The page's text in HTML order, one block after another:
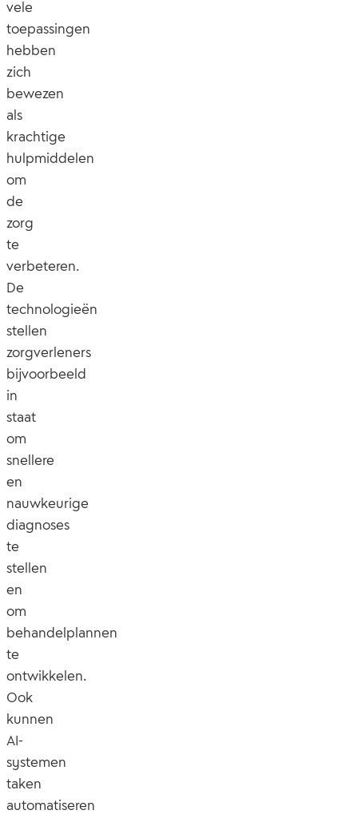
vele
toepassingen
hebben
zich
bewezen
als
krachtige
hulpmiddelen
om
de
zorg
te
verbeteren.
De
technologieën
stellen
zorgverleners
bijvoorbeeld
in
staat
om
snellere
en
nauwkeurige
diagnoses
te
stellen
en
om
behandelplannen
te
ontwikkelen.
Ook
kunnen
AI-
systemen
taken
automatiseren